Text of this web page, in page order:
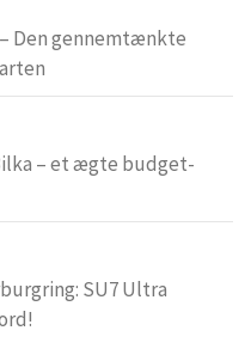
Den gennemtænkte
– et ægte budget-
SU7 Ultra